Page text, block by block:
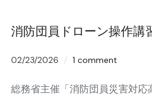
消防団員ドローン操作講
02/23/2026 1 comment
総務省主催「消防団員災害対